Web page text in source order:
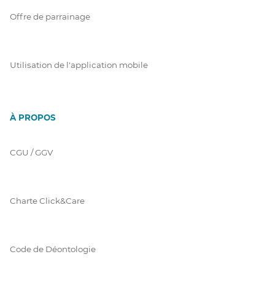
Offre de parrainage
Utilisation de l'application mobile
À PROPOS
CGU / GGV
Charte Click&Care
Code de Déontologie